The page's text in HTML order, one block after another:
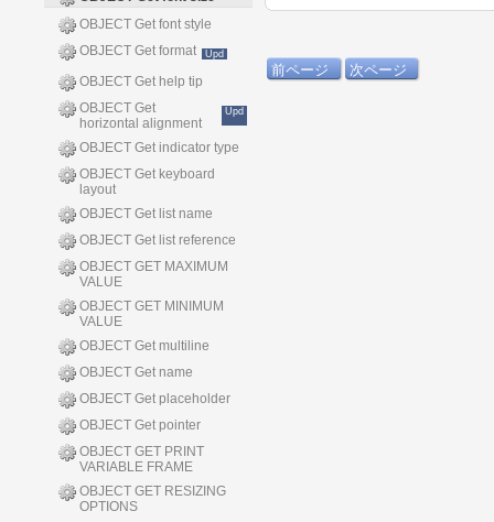
OBJECT Get font style
OBJECT Get format
Upd
OBJECT Get help tip
OBJECT Get
horizontal alignment
Upd
OBJECT Get indicator type
OBJECT Get keyboard
layout
OBJECT Get list name
OBJECT Get list reference
OBJECT GET MAXIMUM
VALUE
OBJECT GET MINIMUM
VALUE
OBJECT Get multiline
OBJECT Get name
OBJECT Get placeholder
OBJECT Get pointer
OBJECT GET PRINT
VARIABLE FRAME
OBJECT GET RESIZING
OPTIONS
前ページ 次ページ